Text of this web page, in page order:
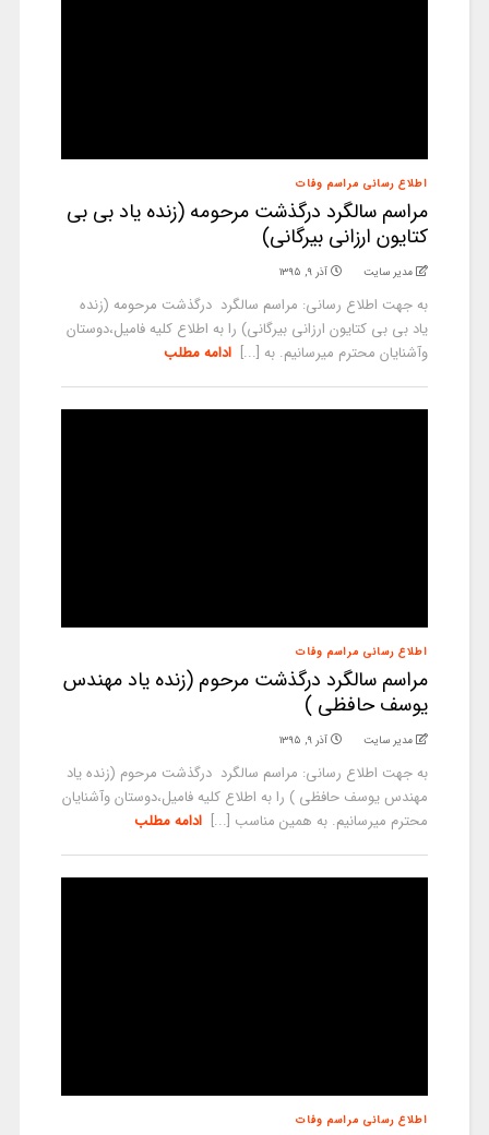
اطلاع رسانی مراسم وفات
مراسم سالگرد درگذشت مرحومه (زنده یاد بی بی
کتایون ارزانی بیرگانی)
مدیر سایت آذر ۹, ۱۳۹۵
به جهت اطلاع رسانی: مراسم سالگرد درگذشت مرحومه (زنده
یاد بی بی کتایون ارزانی بیرگانی) را به اطلاع کلیه فامیل،دوستان
وآشنایان محترم میرسانیم. به [...] ادامه مطلب
اطلاع رسانی مراسم وفات
مراسم سالگرد درگذشت مرحوم (زنده یاد مهندس
یوسف حافظی )
مدیر سایت آذر ۹, ۱۳۹۵
به جهت اطلاع رسانی: مراسم سالگرد درگذشت مرحوم (زنده یاد
مهندس یوسف حافظی ) را به اطلاع کلیه فامیل،دوستان وآشنایان
محترم میرسانیم. به همین مناسب [...] ادامه مطلب
اطلاع رسانی مراسم وفات